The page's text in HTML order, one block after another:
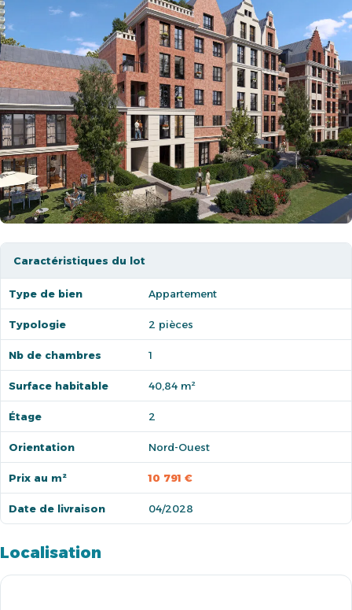
Caractéristiques du lot
Type de bien Appartement
Typologie 2 pièces
Nb de chambres 1
Surface habitable 40,84 m²
Étage 2
Orientation Nord-Ouest
Prix au m² 10 791 €
Date de livraison 04/2028
Localisation